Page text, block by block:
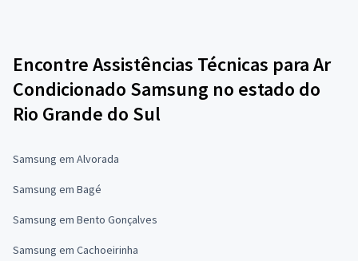
Encontre Assistências Técnicas para Ar
Condicionado Samsung no estado do
Rio Grande do Sul
Samsung em Alvorada
Samsung em Bagé
Samsung em Bento Gonçalves
Samsung em Cachoeirinha